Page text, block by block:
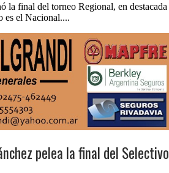
la final del torneo Regional, en
es el Nacional....
pelea la final del Selectivo